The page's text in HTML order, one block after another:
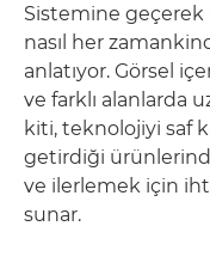
Sistemine
nasıl her
anlatıyor. Görsel
ve farklı alanlarda
kiti, teknolojiyi saf
getirdiği
ve ilerlemek için
sunar.